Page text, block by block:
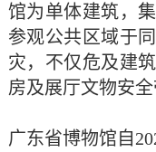
馆为单体建筑，
参观公共区域于
灾，不仅危及建
房及展厅文物安全
广东省博物馆自